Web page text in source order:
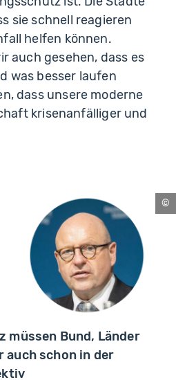
sie schnell reagieren
helfen können.
auch gesehen, dass es
was besser laufen
dass unsere moderne
krisenanfälliger und
müssen Bund, Länder
auch schon in der